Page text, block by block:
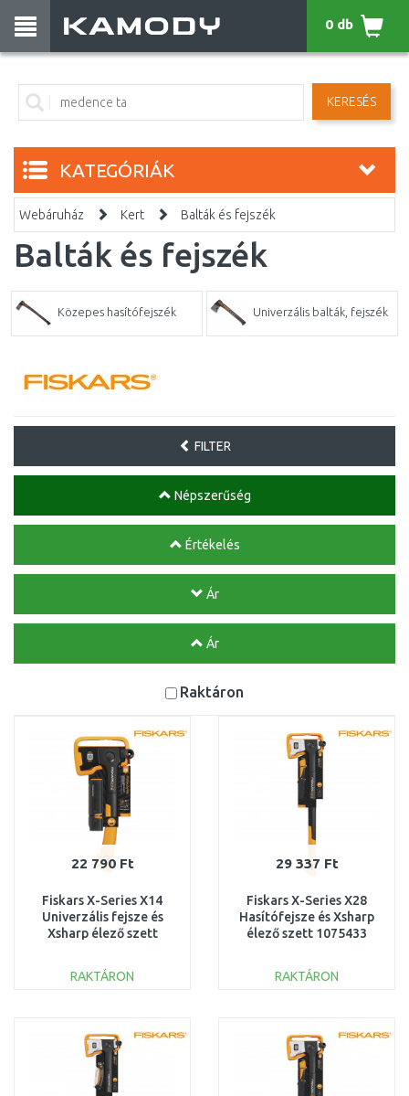
KERESÉS
0 db
KATEGÓRIÁK
Webáruház Kert Balták és fejszék
Balták és fejszék
Közepes hasítófejszék Univerzális balták, fejszék
FILTER
Népszerűség
Értékelés
Ár
Ár
Raktáron
22 790 Ft
Fiskars X-Series X14
Univerzális fejsze és
Xsharp élező szett
RAKTÁRON
Összehasonlítás
29 337 Ft
Fiskars X-Series X28
Hasítófejsze és Xsharp
élező szett 1075433
RAKTÁRON
Összehasonlítás